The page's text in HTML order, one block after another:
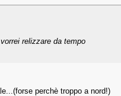
relizzare da tempo
perchè troppo a nord!)